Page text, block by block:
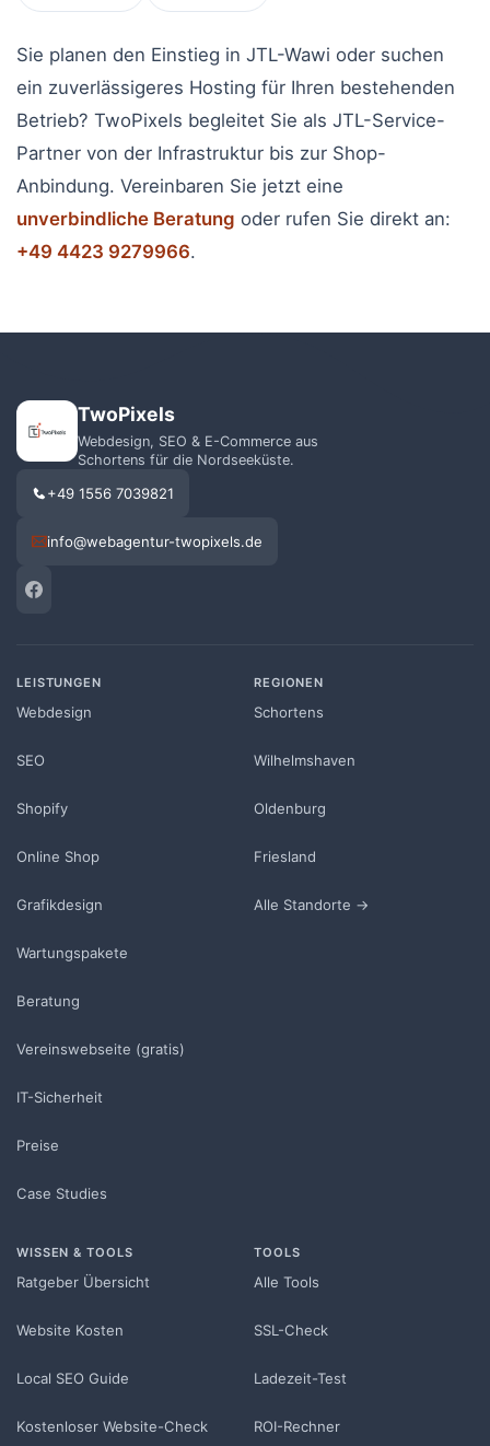
Sie planen den Einstieg in JTL-Wawi oder suchen
ein zuverlässigeres Hosting für Ihren bestehenden
Betrieb? TwoPixels begleitet Sie als JTL-Service-
Partner von der Infrastruktur bis zur Shop-
Anbindung. Vereinbaren Sie jetzt eine
unverbindliche Beratung oder rufen Sie direkt an:
+49 4423 9279966.
TwoPixels
Webdesign, SEO & E-Commerce aus
Schortens für die Nordseeküste.
+49 1556 7039821
info@webagentur-twopixels.de
LEISTUNGEN
Webdesign
SEO
Shopify
Online Shop
Grafikdesign
Wartungspakete
Beratung
Vereinswebseite (gratis)
IT-Sicherheit
Preise
Case Studies
REGIONEN
Schortens
Wilhelmshaven
Oldenburg
Friesland
Alle Standorte →
WISSEN & TOOLS
Ratgeber Übersicht
Website Kosten
Local SEO Guide
Kostenloser Website-Check
TOOLS
Alle Tools
SSL-Check
Ladezeit-Test
ROI-Rechner